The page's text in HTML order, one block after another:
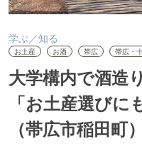
学ぶ／知る
お土産 お酒 帯広 帯広・
大学構内で酒造
「お土産選びに
（帯広市稲田町）